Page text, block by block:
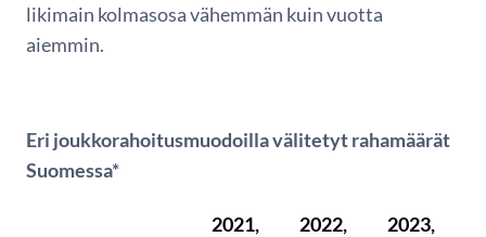
likimain kolmasosa vähemmän kuin vuotta
aiemmin.
Eri joukkorahoitusmuodoilla välitetyt rahamäärät
Suomessa*
2021,
2022,
2023,